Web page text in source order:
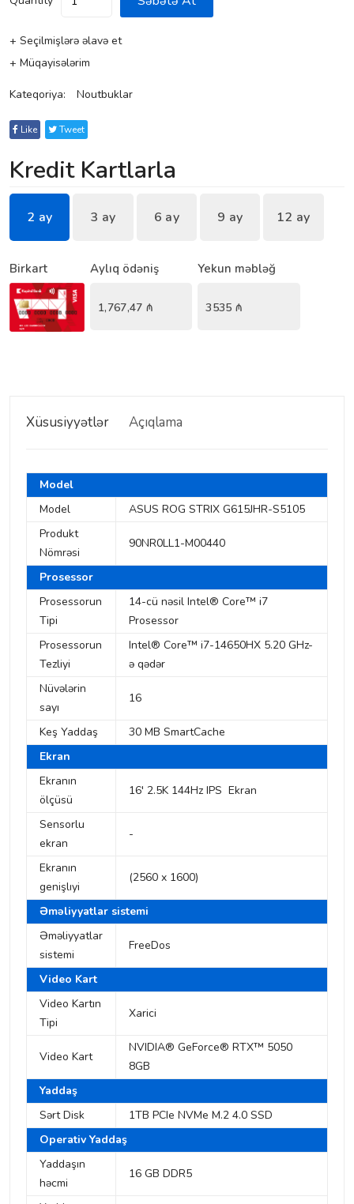
+ Seçilmişlərə əlavə et
+ Müqayisələrim
Kateqoriya: Noutbuklar
Like Tweet
Kredit Kartlarla
2 ay 3 ay 6 ay 9 ay 12 ay
Birkart Aylıq ödəniş
1,767,47 ₼
Yekun məbləğ
3535 ₼
Xüsusiyyətlər Açıqlama
Model
Model
ASUS ROG STRIX G615JHR-S5105
Produkt
Nömrəsi
90NR0LL1-M00440
Prosessor
Prosessorun
Tipi
14-cü nəsil Intel® Core™ i7
Prosessor
Prosessorun
Tezliyi
Intel® Core™ i7-14650HX 5.20 GHz-
ə qədər
Nüvələrin
sayı
16
Keş Yaddaş
30 MB SmartCache
Ekran
Ekranın
ölçüsü
16' 2.5K 144Hz IPS Ekran
Sensorlu
ekran
-
Ekranın
genişlıyi
(2560 x 1600)
Əməliyyatlar sistemi
Əməliyyatlar
sistemi
FreeDos
Video Kart
Video Kartın
Tipi
Xarici
Video Kart
NVIDIA® GeForce® RTX™ 5050
8GB
Yaddaş
Sərt Disk
1TB PCIe NVMe M.2 4.0 SSD
Operativ Yaddaş
Yaddaşın
həcmi
16 GB DDR5